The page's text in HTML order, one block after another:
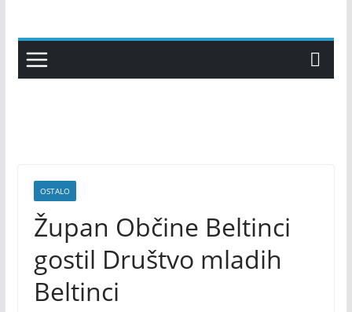
content
OSTALO
Župan Občine Beltinci
gostil Društvo mladih
Beltinci